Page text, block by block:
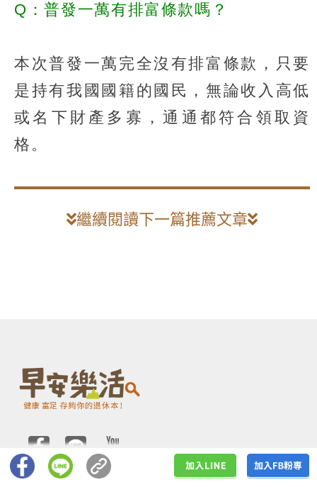
Q：普發一萬有排富條款嗎？
本次普發一萬完全沒有排富條款，只要
是持有我國國籍的國民，無論收入高低
或名下財產多寡，通通都符合領取資
格。
繼續閱讀下一篇推薦文章
服務時間
關於早安樂活